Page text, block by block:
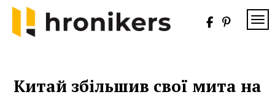
Skip
content
Китай збільшив свої мита на